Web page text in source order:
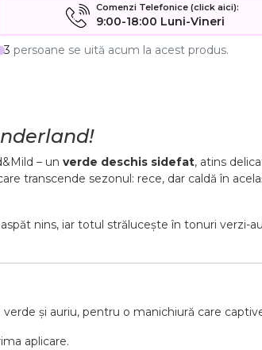
Comenzi Telefonice (click aici):
9:00-18:00 Luni-Vineri
3 persoane se uită acum la acest produs.
– un verde deschis sidefat, atins
transcende sezonul: rece, dar caldă în
nins, iar totul strălucește în tonuri verzi-
și auriu, pentru o manichiură care
aplicare.